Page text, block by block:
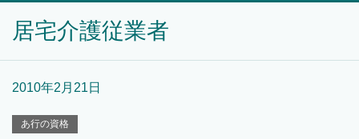
居宅介護従業者
2010年2月21日
あ行の資格